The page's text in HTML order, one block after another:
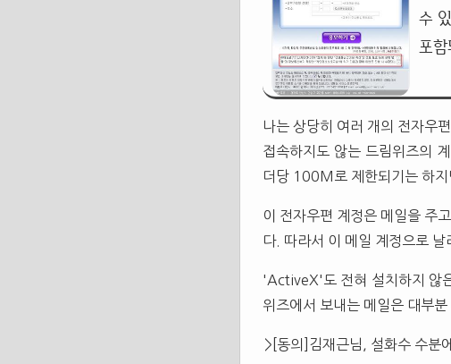
수
포
나는 상당히 여러 개의 전자우
접속하지도 않는 드림위즈의
더당 100M로 제한되기는 하지
이 전자우편 계정은 메일을 주
다. 따라서 이 메일 계정으로
'ActiveX'도 전혀 설치하지 않
위즈에서 보내는 메일은 대부
>[동의]김재근님, 설화수 수분